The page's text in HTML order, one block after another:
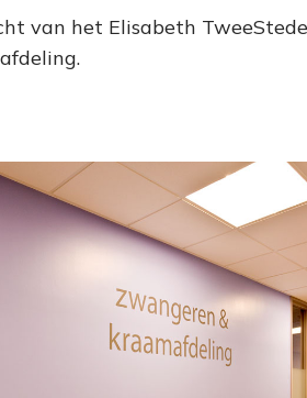
van het Elisabeth